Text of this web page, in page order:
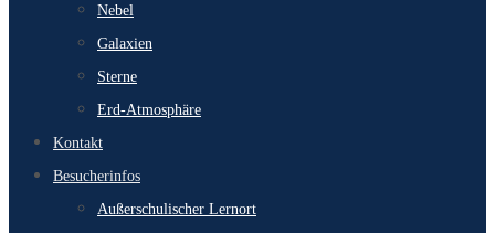
Nebel
Galaxien
Sterne
Erd-Atmosphäre
Kontakt
Besucherinfos
Außerschulischer Lernort